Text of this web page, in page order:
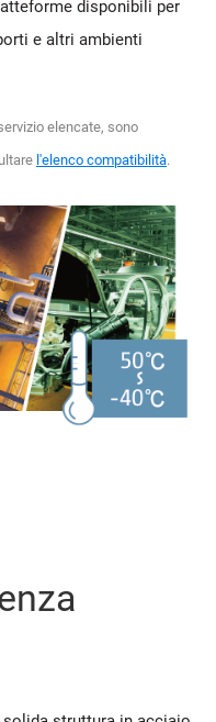
disponibili per
e altri ambienti
elencate, sono
l'elenco compatibilità.